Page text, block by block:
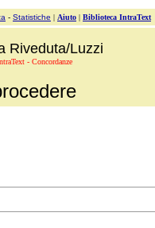
- Statistiche | Aiuto | Biblioteca IntraText
Riveduta/Luzzi
- Concordanze